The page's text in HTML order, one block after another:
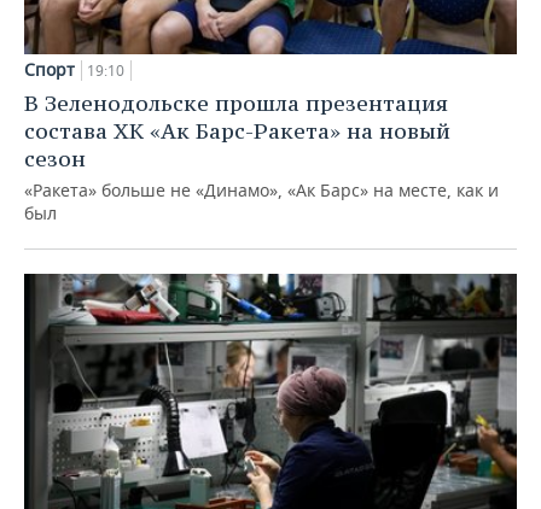
Спорт 19:10
В Зеленодольске прошла презентация
состава ХК «Ак Барс-Ракета» на новый
сезон
«Ракета» больше не «Динамо», «Ак Барс» на месте, как и
был